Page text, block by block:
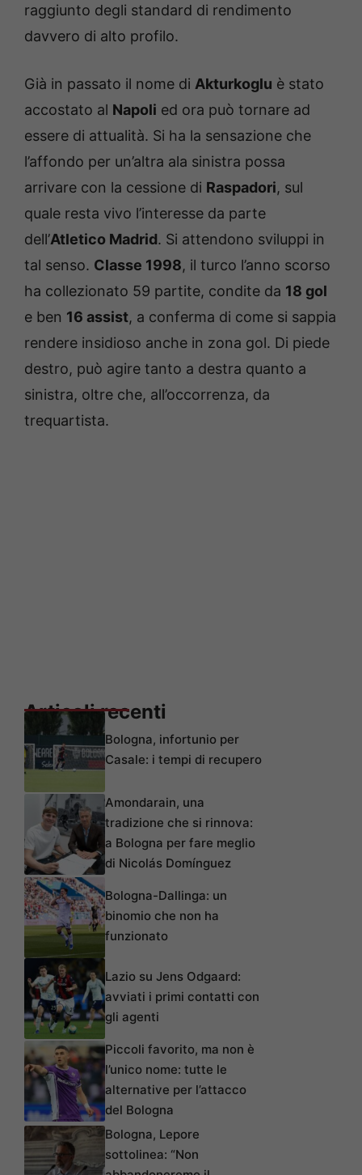
raggiunto degli standard di rendimento
davvero di alto profilo.
Già in passato il nome di Akturkoglu è stato
accostato al Napoli ed ora può tornare ad
essere di attualità. Si ha la sensazione che
l’affondo per un’altra ala sinistra possa
arrivare con la cessione di Raspadori, sul
quale resta vivo l’interesse da parte
dell’Atletico Madrid. Si attendono sviluppi in
tal senso. Classe 1998, il turco l’anno scorso
ha collezionato 59 partite, condite da 18 gol
e ben 16 assist, a conferma di come si sappia
rendere insidioso anche in zona gol. Di piede
destro, può agire tanto a destra quanto a
sinistra, oltre che, all’occorrenza, da
trequartista.
Articoli recenti
Bologna, infortunio per
Casale: i tempi di recupero
Amondarain, una
tradizione che si rinnova:
a Bologna per fare meglio
di Nicolás Domínguez
Bologna-Dallinga: un
binomio che non ha
funzionato
Lazio su Jens Odgaard:
avviati i primi contatti con
gli agenti
Piccoli favorito, ma non è
l’unico nome: tutte le
alternative per l’attacco
del Bologna
Bologna, Lepore
sottolinea: “Non